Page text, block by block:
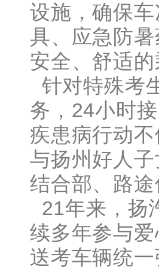
设施，确保
具、应急防
安全、舒适的
针对特殊考
务，24小时
疾患病行动
与扬州好人
结合部、路
21年来，扬
续多年参与
送考车辆统